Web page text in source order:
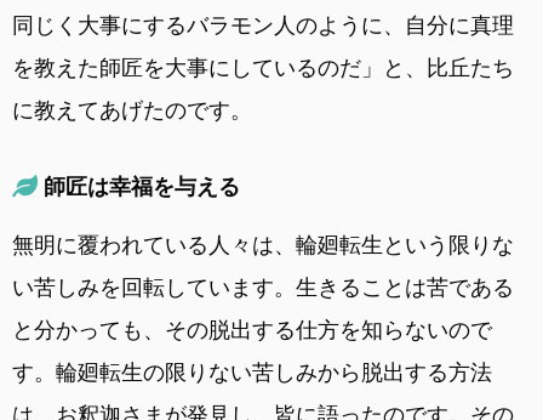
同じく大事にするバラモン人のように、自分に真理
を教えた師匠を大事にしているのだ」と、比丘たち
に教えてあげたのです。
師匠は幸福を与える
無明に覆われている人々は、輪廻転生という限りな
い苦しみを回転しています。生きることは苦である
と分かっても、その脱出する仕方を知らないので
す。輪廻転生の限りない苦しみから脱出する方法
は、お釈迦さまが発見し、皆に語ったのです。その